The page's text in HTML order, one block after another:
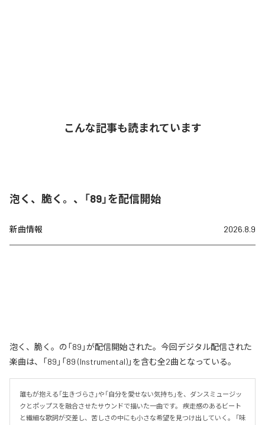
こんな記事も読まれています
泡く、脆く。、「89」を配信開始
新曲情報 2026.8.9
泡く、脆く。の「89」が配信開始された。今回デジタル配信された
楽曲は、「89」「89 (Instrumental)」を含む全2曲となっている。
誰もが抱える「生きづらさ」や「自分を愛せない気持ち」を、ダンスミュージッ
クとポップスを融合させたサウンドで描いた一曲です。 疾走感のあるビート
と繊細な歌詞が交差し、苦しさの中にも小さな希望を見つけ出していく。 「味